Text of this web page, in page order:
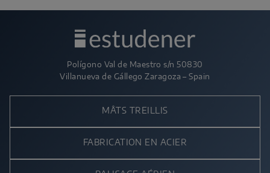
Polígono Val de Maestro s/n 50830
Villanueva de Gállego Zaragoza – Spain
MÂTS TREILLIS
FABRICATION EN ACIER